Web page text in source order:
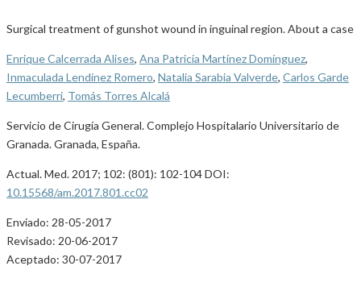
Surgical treatment of gunshot wound in inguinal region. About a case
Enrique Calcerrada Alises, Ana Patricia Martínez Domínguez,
Inmaculada Lendínez Romero, Natalia Sarabia Valverde, Carlos Garde
Lecumberri, Tomás Torres Alcalá
Servicio de Cirugía General. Complejo Hospitalario Universitario de
Granada. Granada, España.
Actual. Med. 2017; 102: (801): 102-104 DOI:
10.15568/am.2017.801.cc02
Enviado: 28-05-2017
Revisado: 20-06-2017
Aceptado: 30-07-2017